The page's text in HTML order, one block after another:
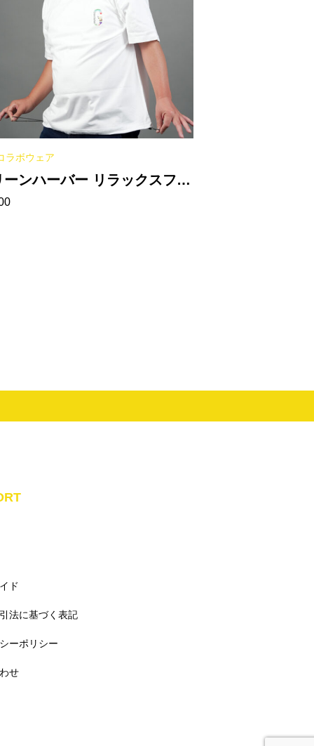
ラボウェア
ーンハーバー リラックスフィ
Tシャツ（裾ドローコード）
ド
法に基づく表記
ーポリシー
せ